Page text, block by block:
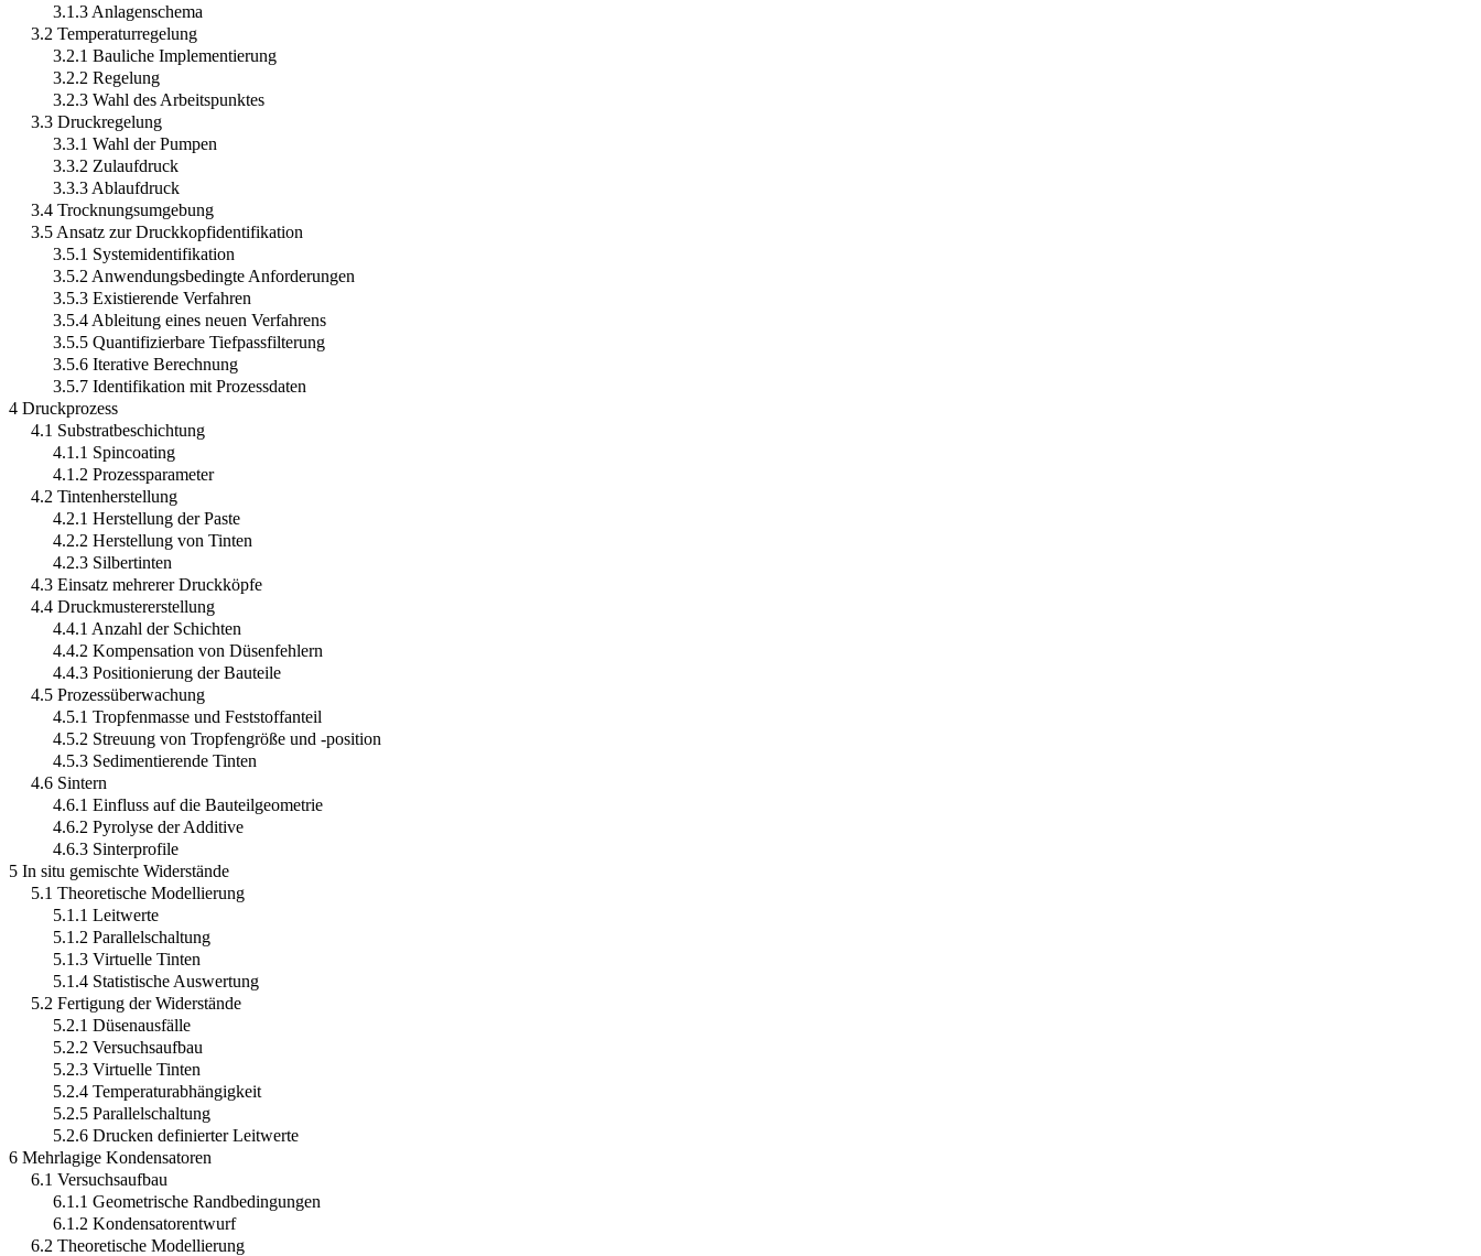
3.1.3 Anlagenschema
3.2 Temperaturregelung
3.2.1 Bauliche Implementierung
3.2.2 Regelung
3.2.3 Wahl des Arbeitspunktes
3.3 Druckregelung
3.3.1 Wahl der Pumpen
3.3.2 Zulaufdruck
3.3.3 Ablaufdruck
3.4 Trocknungsumgebung
3.5 Ansatz zur Druckkopfidentifikation
3.5.1 Systemidentifikation
3.5.2 Anwendungsbedingte Anforderungen
3.5.3 Existierende Verfahren
3.5.4 Ableitung eines neuen Verfahrens
3.5.5 Quantifizierbare Tiefpassfilterung
3.5.6 Iterative Berechnung
3.5.7 Identifikation mit Prozessdaten
4 Druckprozess
4.1 Substratbeschichtung
4.1.1 Spincoating
4.1.2 Prozessparameter
4.2 Tintenherstellung
4.2.1 Herstellung der Paste
4.2.2 Herstellung von Tinten
4.2.3 Silbertinten
4.3 Einsatz mehrerer Druckköpfe
4.4 Druckmustererstellung
4.4.1 Anzahl der Schichten
4.4.2 Kompensation von Düsenfehlern
4.4.3 Positionierung der Bauteile
4.5 Prozessüberwachung
4.5.1 Tropfenmasse und Feststoffanteil
4.5.2 Streuung von Tropfengröße und -position
4.5.3 Sedimentierende Tinten
4.6 Sintern
4.6.1 Einfluss auf die Bauteilgeometrie
4.6.2 Pyrolyse der Additive
4.6.3 Sinterprofile
5 In situ gemischte Widerstände
5.1 Theoretische Modellierung
5.1.1 Leitwerte
5.1.2 Parallelschaltung
5.1.3 Virtuelle Tinten
5.1.4 Statistische Auswertung
5.2 Fertigung der Widerstände
5.2.1 Düsenausfälle
5.2.2 Versuchsaufbau
5.2.3 Virtuelle Tinten
5.2.4 Temperaturabhängigkeit
5.2.5 Parallelschaltung
5.2.6 Drucken definierter Leitwerte
6 Mehrlagige Kondensatoren
6.1 Versuchsaufbau
6.1.1 Geometrische Randbedingungen
6.1.2 Kondensatorentwurf
6.2 Theoretische Modellierung